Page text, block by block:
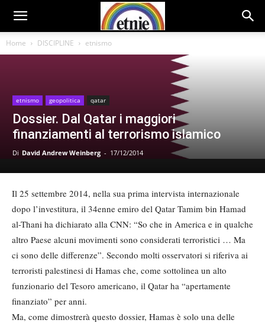
Home DISCIPLINE etnismo
etnismo geopolitica qatar
Dossier. Dal Qatar i maggiori
finanziamenti al terrorismo islamico
Di David Andrew Weinberg - 17/12/2014
Il 25 settembre 2014, nella sua prima intervista internazionale
dopo l’investitura, il 34enne emiro del Qatar Tamim bin Hamad
al-Thani ha dichiarato alla CNN: “So che in America e in qualche
altro Paese alcuni movimenti sono considerati terroristici … Ma
ci sono delle differenze”. Secondo molti osservatori si riferiva ai
terroristi palestinesi di Hamas che, come sottolinea un alto
funzionario del Tesoro americano, il Qatar ha “apertamente
finanziato” per anni.
Ma, come dimostrerà questo dossier, Hamas è solo una delle